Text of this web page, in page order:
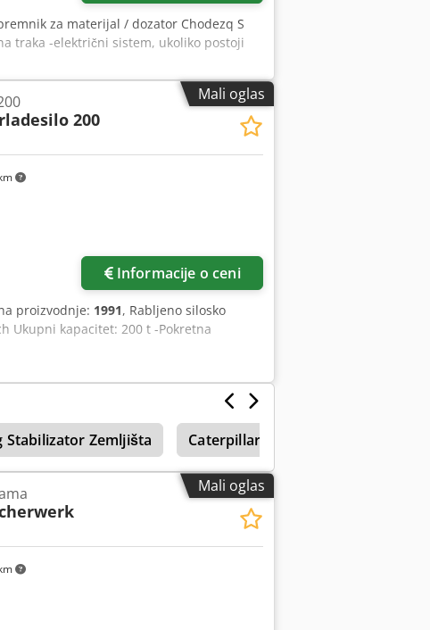
za materijal / dozator Chodezq S
traka -električni sistem, ukoliko postoji
Mali oglas
200
Informacije o ceni
proizvodnje: 1991, Rabljeno silosko
Ukupni kapacitet: 200 t -Pokretna
Stabilizator Zemljišta Caterpillar Stabilizator Zemljišta
Mali oglas